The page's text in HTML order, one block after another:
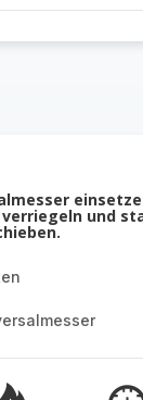
und